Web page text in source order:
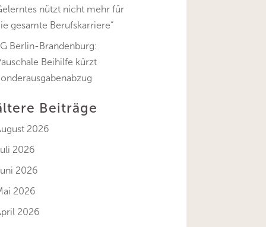
nützt nicht mehr für
gesamte Berufskarriere“
Berlin-Brandenburg:
Beihilfe kürzt
Beiträge
2026
2026
2026
2026
2026